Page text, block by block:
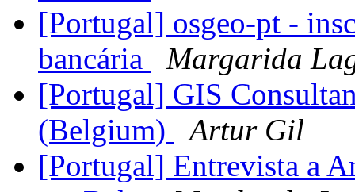
[Portugal] osgeo-pt -
bancária
Margarida
[Portugal] GIS
(Belgium)
Artur Gil
[Portugal] Entrevista a